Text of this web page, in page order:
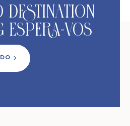
Destination
Espera-vos